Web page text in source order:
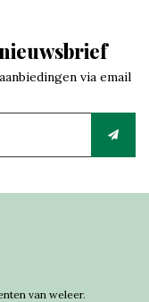
via email
van weleer.